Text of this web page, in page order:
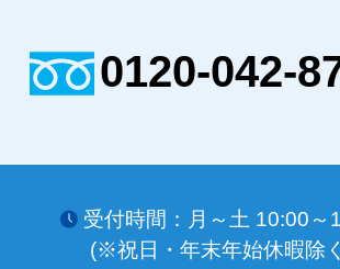
0120-042-
受付時間：月～土 10:00～
(※祝日・年末年始休暇除